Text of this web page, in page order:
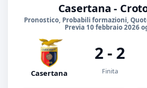
Casertana -
Pronostico, Probabili formazioni,
Previa 10 febbraio 2026
Casertana
2 - 2
Finita